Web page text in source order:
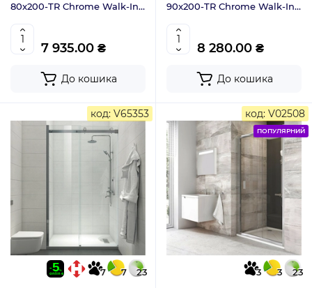
80x200-TR Chrome Walk-In
7 935.00 ₴
До кошика
90x200-TR Chrome Walk-In
8 280.00 ₴
До кошика
код: V65353
7 7
23
код: V02508
3 3 23
ПОПУЛЯРНИЙ